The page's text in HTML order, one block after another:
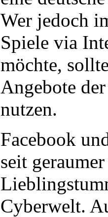
Wer jedoch
Spiele via
möchte,
Angebote
nutzen.
Facebook
seit
Cyberwelt.